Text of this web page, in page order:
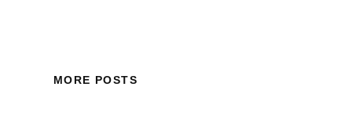
MORE POSTS